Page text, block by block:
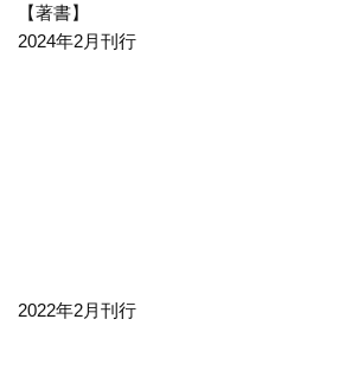
【著書】
2024年2月刊行
2022年2月刊行